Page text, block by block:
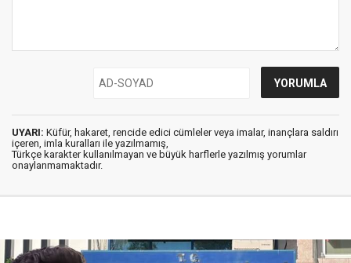
UYARI: Küfür, hakaret, rencide edici cümleler veya imalar, inançlara saldırı
içeren, imla kuralları ile yazılmamış,
Türkçe karakter kullanılmayan ve büyük harflerle yazılmış yorumlar
onaylanmamaktadır.